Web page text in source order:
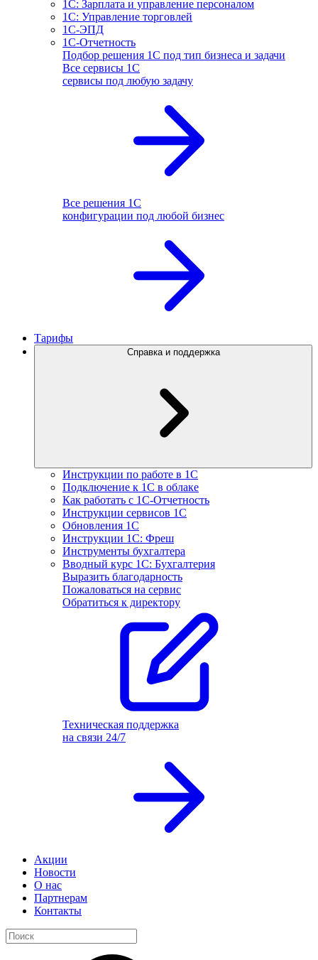
1С: Зарплата и управление персоналом
1С: Управление торговлей
1С-ЭПД
1С-Отчетность
Подбор решения 1С под тип бизнеса и задачи
Все сервисы 1С
сервисы под любую задачу
Все решения 1С
конфигурации под любой бизнес
Тарифы
Справка и поддержка
Инструкции по работе в 1С
Подключение к 1С в облаке
Как работать с 1С‑Отчетность
Инструкции сервисов 1С
Обновления 1С
Инструкции 1С: Фреш
Инструменты бухгалтера
Вводный курс 1С: Бухгалтерия
Выразить благодарность
Пожаловаться на сервис
Обратиться к директору
Техническая поддержка
на связи 24/7
Акции
Новости
О нас
Партнерам
Контакты